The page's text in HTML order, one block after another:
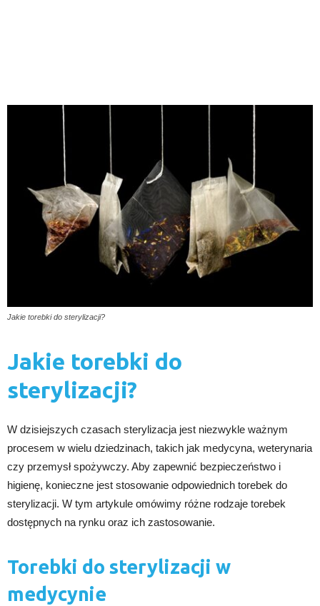
Jakie torebki do sterylizacji?
Jakie torebki do
sterylizacji?
W dzisiejszych czasach sterylizacja jest niezwykle ważnym
procesem w wielu dziedzinach, takich jak medycyna, weterynaria
czy przemysł spożywczy. Aby zapewnić bezpieczeństwo i
higienę, konieczne jest stosowanie odpowiednich torebek do
sterylizacji. W tym artykule omówimy różne rodzaje torebek
dostępnych na rynku oraz ich zastosowanie.
Torebki do sterylizacji w
medycynie